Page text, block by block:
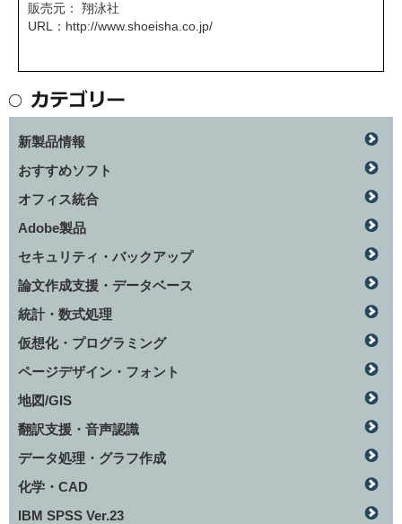
販売元： 翔泳社
URL： http://www.shoeisha.co.jp/
新製品情報
おすすめソフト
オフィス統合
Adobe製品
セキュリティ・バックアップ
論文作成支援・データベース
統計・数式処理
仮想化・プログラミング
ページデザイン・フォント
地図/GIS
翻訳支援・音声認識
データ処理・グラフ作成
化学・CAD
IBM SPSS Ver.23